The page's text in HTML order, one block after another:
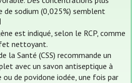
de sodium (0,025%) semblent
est indiqué, selon le RCP, comme
nettoyant.
la Santé (CSS) recommande un
avec un savon antiseptique à
ou de povidone iodée, une fois par